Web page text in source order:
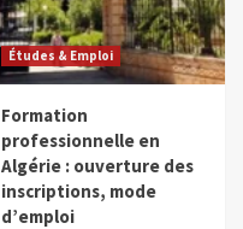
Études & Emploi
Formation
professionnelle en
Algérie : ouverture des
inscriptions, mode
d’emploi